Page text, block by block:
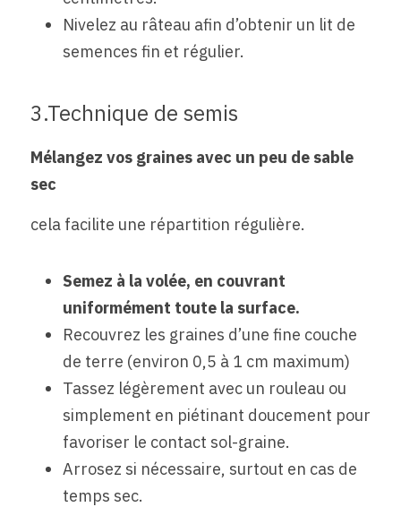
Nivelez au râteau afin d’obtenir un lit de
semences fin et régulier.
3.Technique de semis
Mélangez vos graines avec un peu de sable
sec
cela facilite une répartition régulière.
Semez à la volée, en couvrant
uniformément toute la surface.
Recouvrez les graines d’une fine couche
de terre (environ 0,5 à 1 cm maximum)
Tassez légèrement avec un rouleau ou
simplement en piétinant doucement pour
favoriser le contact sol-graine.
Arrosez si nécessaire, surtout en cas de
temps sec.